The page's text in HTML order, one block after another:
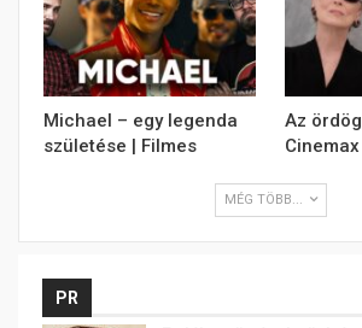
Michael – egy legenda
születése | Filmes
Az
Cinemax
MÉG TÖBB...
PR